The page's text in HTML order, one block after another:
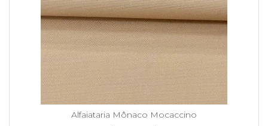
Alfaiataria Mônaco Mocaccino